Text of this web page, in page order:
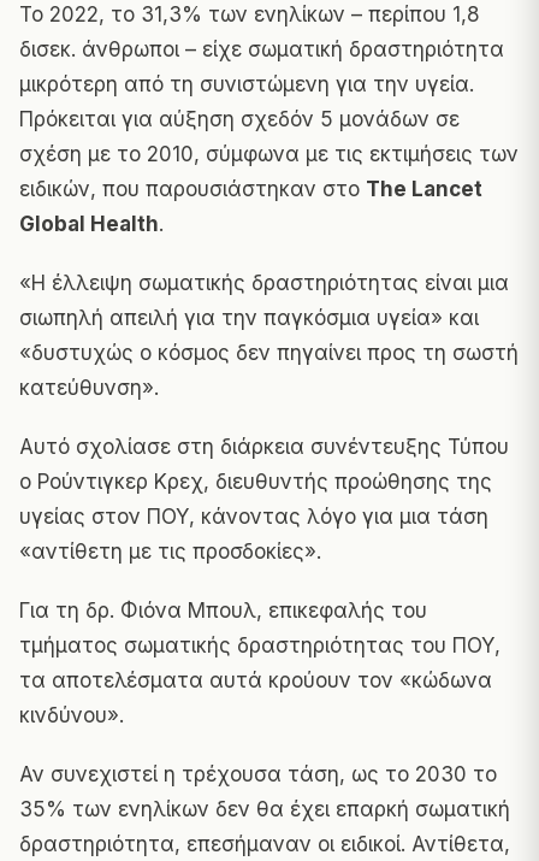
Το 2022, το 31,3% των ενηλίκων – περίπου 1,8
δισεκ. άνθρωποι – είχε σωματική δραστηριότητα
μικρότερη από τη συνιστώμενη για την υγεία.
Πρόκειται για αύξηση σχεδόν 5 μονάδων σε
σχέση με το 2010, σύμφωνα με τις εκτιμήσεις των
ειδικών, που παρουσιάστηκαν στο The Lancet
Global Health.
«Η έλλειψη σωματικής δραστηριότητας είναι μια
σιωπηλή απειλή για την παγκόσμια υγεία» και
«δυστυχώς ο κόσμος δεν πηγαίνει προς τη σωστή
κατεύθυνση».
Αυτό σχολίασε στη διάρκεια συνέντευξης Τύπου
ο Ρούντιγκερ Κρεχ, διευθυντής προώθησης της
υγείας στον ΠΟΥ, κάνοντας λόγο για μια τάση
«αντίθετη με τις προσδοκίες».
Για τη δρ. Φιόνα Μπουλ, επικεφαλής του
τμήματος σωματικής δραστηριότητας του ΠΟΥ,
τα αποτελέσματα αυτά κρούουν τον «κώδωνα
κινδύνου».
Αν συνεχιστεί η τρέχουσα τάση, ως το 2030 το
35% των ενηλίκων δεν θα έχει επαρκή σωματική
δραστηριότητα, επεσήμαναν οι ειδικοί. Αντίθετα,